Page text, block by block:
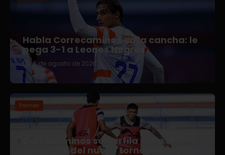
Habla Correcaminos en la cancha: le
pega 3-1 a Leones Negros
6 de agosto de 2026
Premier
Correcaminos se perfila para el
arranque del nuevo torneo en Liga